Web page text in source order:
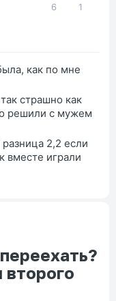
6 1
как по мне
страшно как
решили с мужем
2,2 если
вместе играли